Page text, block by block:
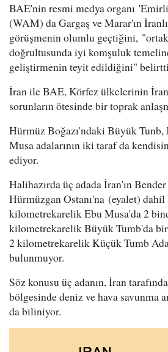
BAE'nin resmi medya organı
(WAM) da Gargaş ve Marar'ın
görüşmenin olumlu geçtiğini,
doğrultusunda iyi komşuluk
geliştirmenin teyit edildiğini"
İran ile BAE, Körfez ülkelerinin İran
sorunların ötesinde bir toprak
Hürmüz Boğazı'ndaki Büyük
Musa adalarının iki taraf da
ediyor.
Halihazırda üç adada İran'ın
Hürmüzgan Ostanı'na (eyalet)
kilometrekarelik Ebu Musa'da 2
kilometrekarelik Büyük Tumb'da
2 kilometrekarelik Küçük Tumb
bulunmuyor.
Söz konusu üç adanın, İran
bölgesinde deniz ve hava savunma
da biliniyor.